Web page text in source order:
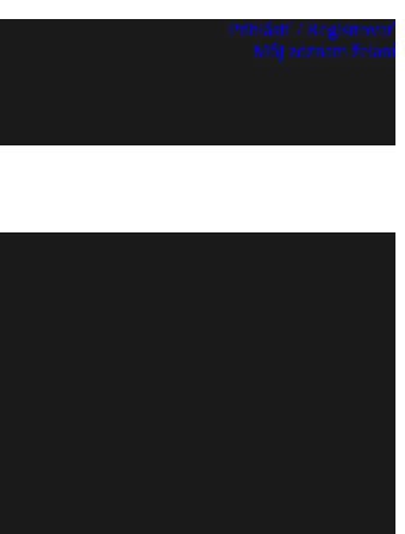
Prihlásiť / Registrovať
Môj zoznam želaní